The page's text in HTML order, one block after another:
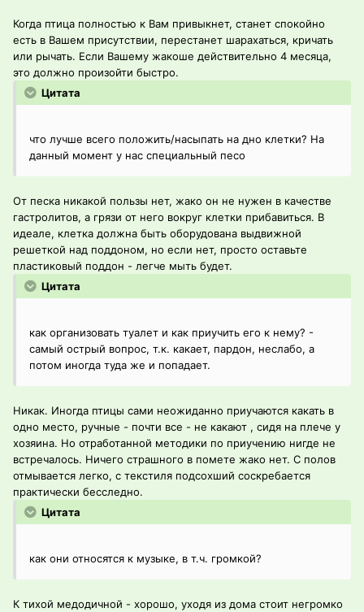
Когда птица полностью к Вам привыкнет, станет спокойно
есть в Вашем присутствии, перестанет шарахаться, кричать
или рычать. Если Вашему жакоше действительно 4 месяца,
это должно произойти быстро.
Цитата
что лучше всего положить/насыпать на дно клетки? На
данный момент у нас специальный песо
От песка никакой пользы нет, жако он не нужен в качестве
гастролитов, а грязи от него вокруг клетки прибавиться. В
идеале, клетка должна быть оборудована выдвижной
решеткой над поддоном, но если нет, просто оставьте
пластиковый поддон - легче мыть будет.
Цитата
как организовать туалет и как приучить его к нему? -
самый острый вопрос, т.к. какает, пардон, неслабо, а
потом иногда туда же и попадает.
Никак. Иногда птицы сами неожиданно приучаются какать в
одно место, ручные - почти все - не какают , сидя на плече у
хозяина. Но отработанной методики по приучению нигде не
встречалось. Ничего страшного в помете жако нет. С полов
отмывается легко, с текстиля подсохший соскребается
практически бесследно.
Цитата
как они относятся к музыке, в т.ч. громкой?
К тихой медодичной - хорошо, уходя из дома стоит негромко